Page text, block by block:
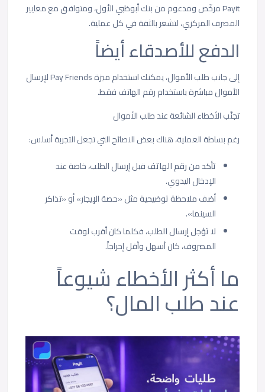
Payit مرخّص ومدعوم من بنك أبوظبي الأول، ومتوافق مع معايير
المصرف المركزي، لتشعر بالثقة في كل عملية.
الدفع للأصدقاء أيضاً
إلى جانب طلب الأموال، يمكنك استخدام ميزة Pay Friends لإرسال
الأموال مباشرة باستخدام رقم الهاتف فقط.
تجنّب الأخطاء الشائعة عند طلب الأموال
رغم بساطة العملية، هناك بعض النصائح التي تجعل التجربة أسلس:
تأكد من رقم الهاتفقبل إرسال الطلب، خاصة عند
الإدخال اليدوي.
أضف ملاحظة توضيحيةمثل «حصة الإيجار» أو «تذاكر
السينما».
لا تؤجل إرسال الطلب،فكلما كان أقرب لوقت
المصروف، كان أسهل وأقل إحراجاً.
ما أكثر الأخطاء شيوعاً
عند طلب المال؟